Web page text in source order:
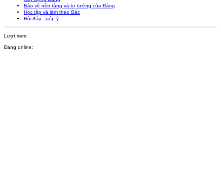
Bảo vệ nền tảng và tư tưởng của Đảng
Học tập và làm theo Bác
Hỏi đáp - góp ý
Lượt xem:
Đang online: